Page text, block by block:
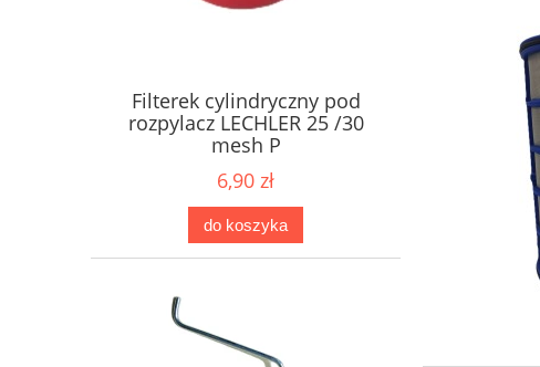
Filterek cylindryczny pod
rozpylacz LECHLER 25 /30
mesh P
6,90 zł
do koszyka